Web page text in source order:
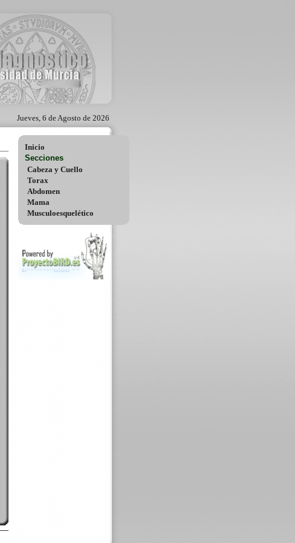
Jueves, 6 de Agosto de 2026
Inicio
Secciones
Cabeza y Cuello
Torax
Abdomen
Mama
Musculoesquelético